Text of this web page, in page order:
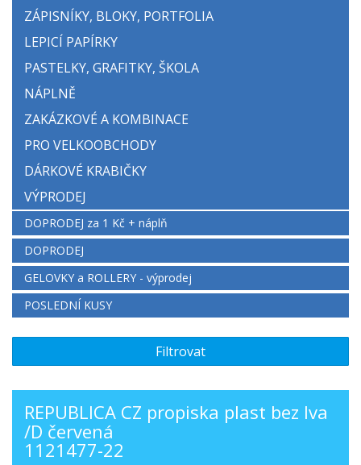
ZÁPISNÍKY, BLOKY, PORTFOLIA
LEPICÍ PAPÍRKY
PASTELKY, GRAFITKY, ŠKOLA
NÁPLNĚ
ZAKÁZKOVÉ A KOMBINACE
PRO VELKOOBCHODY
DÁRKOVÉ KRABIČKY
VÝPRODEJ
DOPRODEJ za 1 Kč + náplň
DOPRODEJ
GELOVKY a ROLLERY - výprodej
POSLEDNÍ KUSY
Filtrovat
REPUBLICA CZ propiska plast bez lva
/D červená
1121477-22